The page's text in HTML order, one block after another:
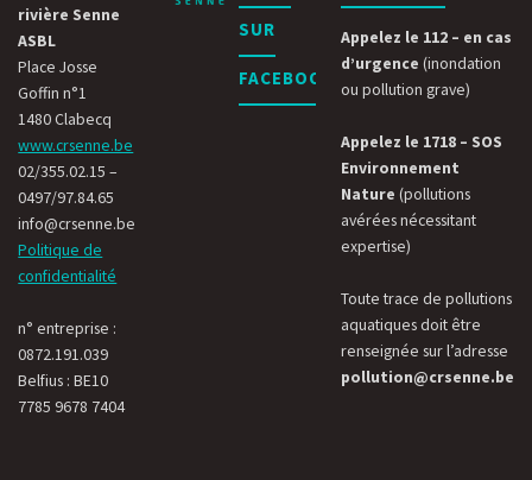
rivière Senne
ASBL
Place Josse
Goffin n°1
1480 Clabecq
www.crsenne.be
02/355.02.15 –
0497/97.84.65
info@crsenne.be
Politique de
confidentialité
n° entreprise :
0872.191.039
Belfius : BE10
7785 9678 7404
SUR
FACEBOOK
Appelez le 112 – en cas
d’urgence (inondation
ou pollution grave)
Appelez le 1718 – SOS
Environnement
Nature (pollutions
avérées nécessitant
expertise)
Toute trace de pollutions
aquatiques doit être
renseignée sur l’adresse
pollution@crsenne.be